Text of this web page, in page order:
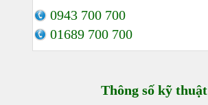
0943 700 700
01689 700 700
Thông số kỹ thuật